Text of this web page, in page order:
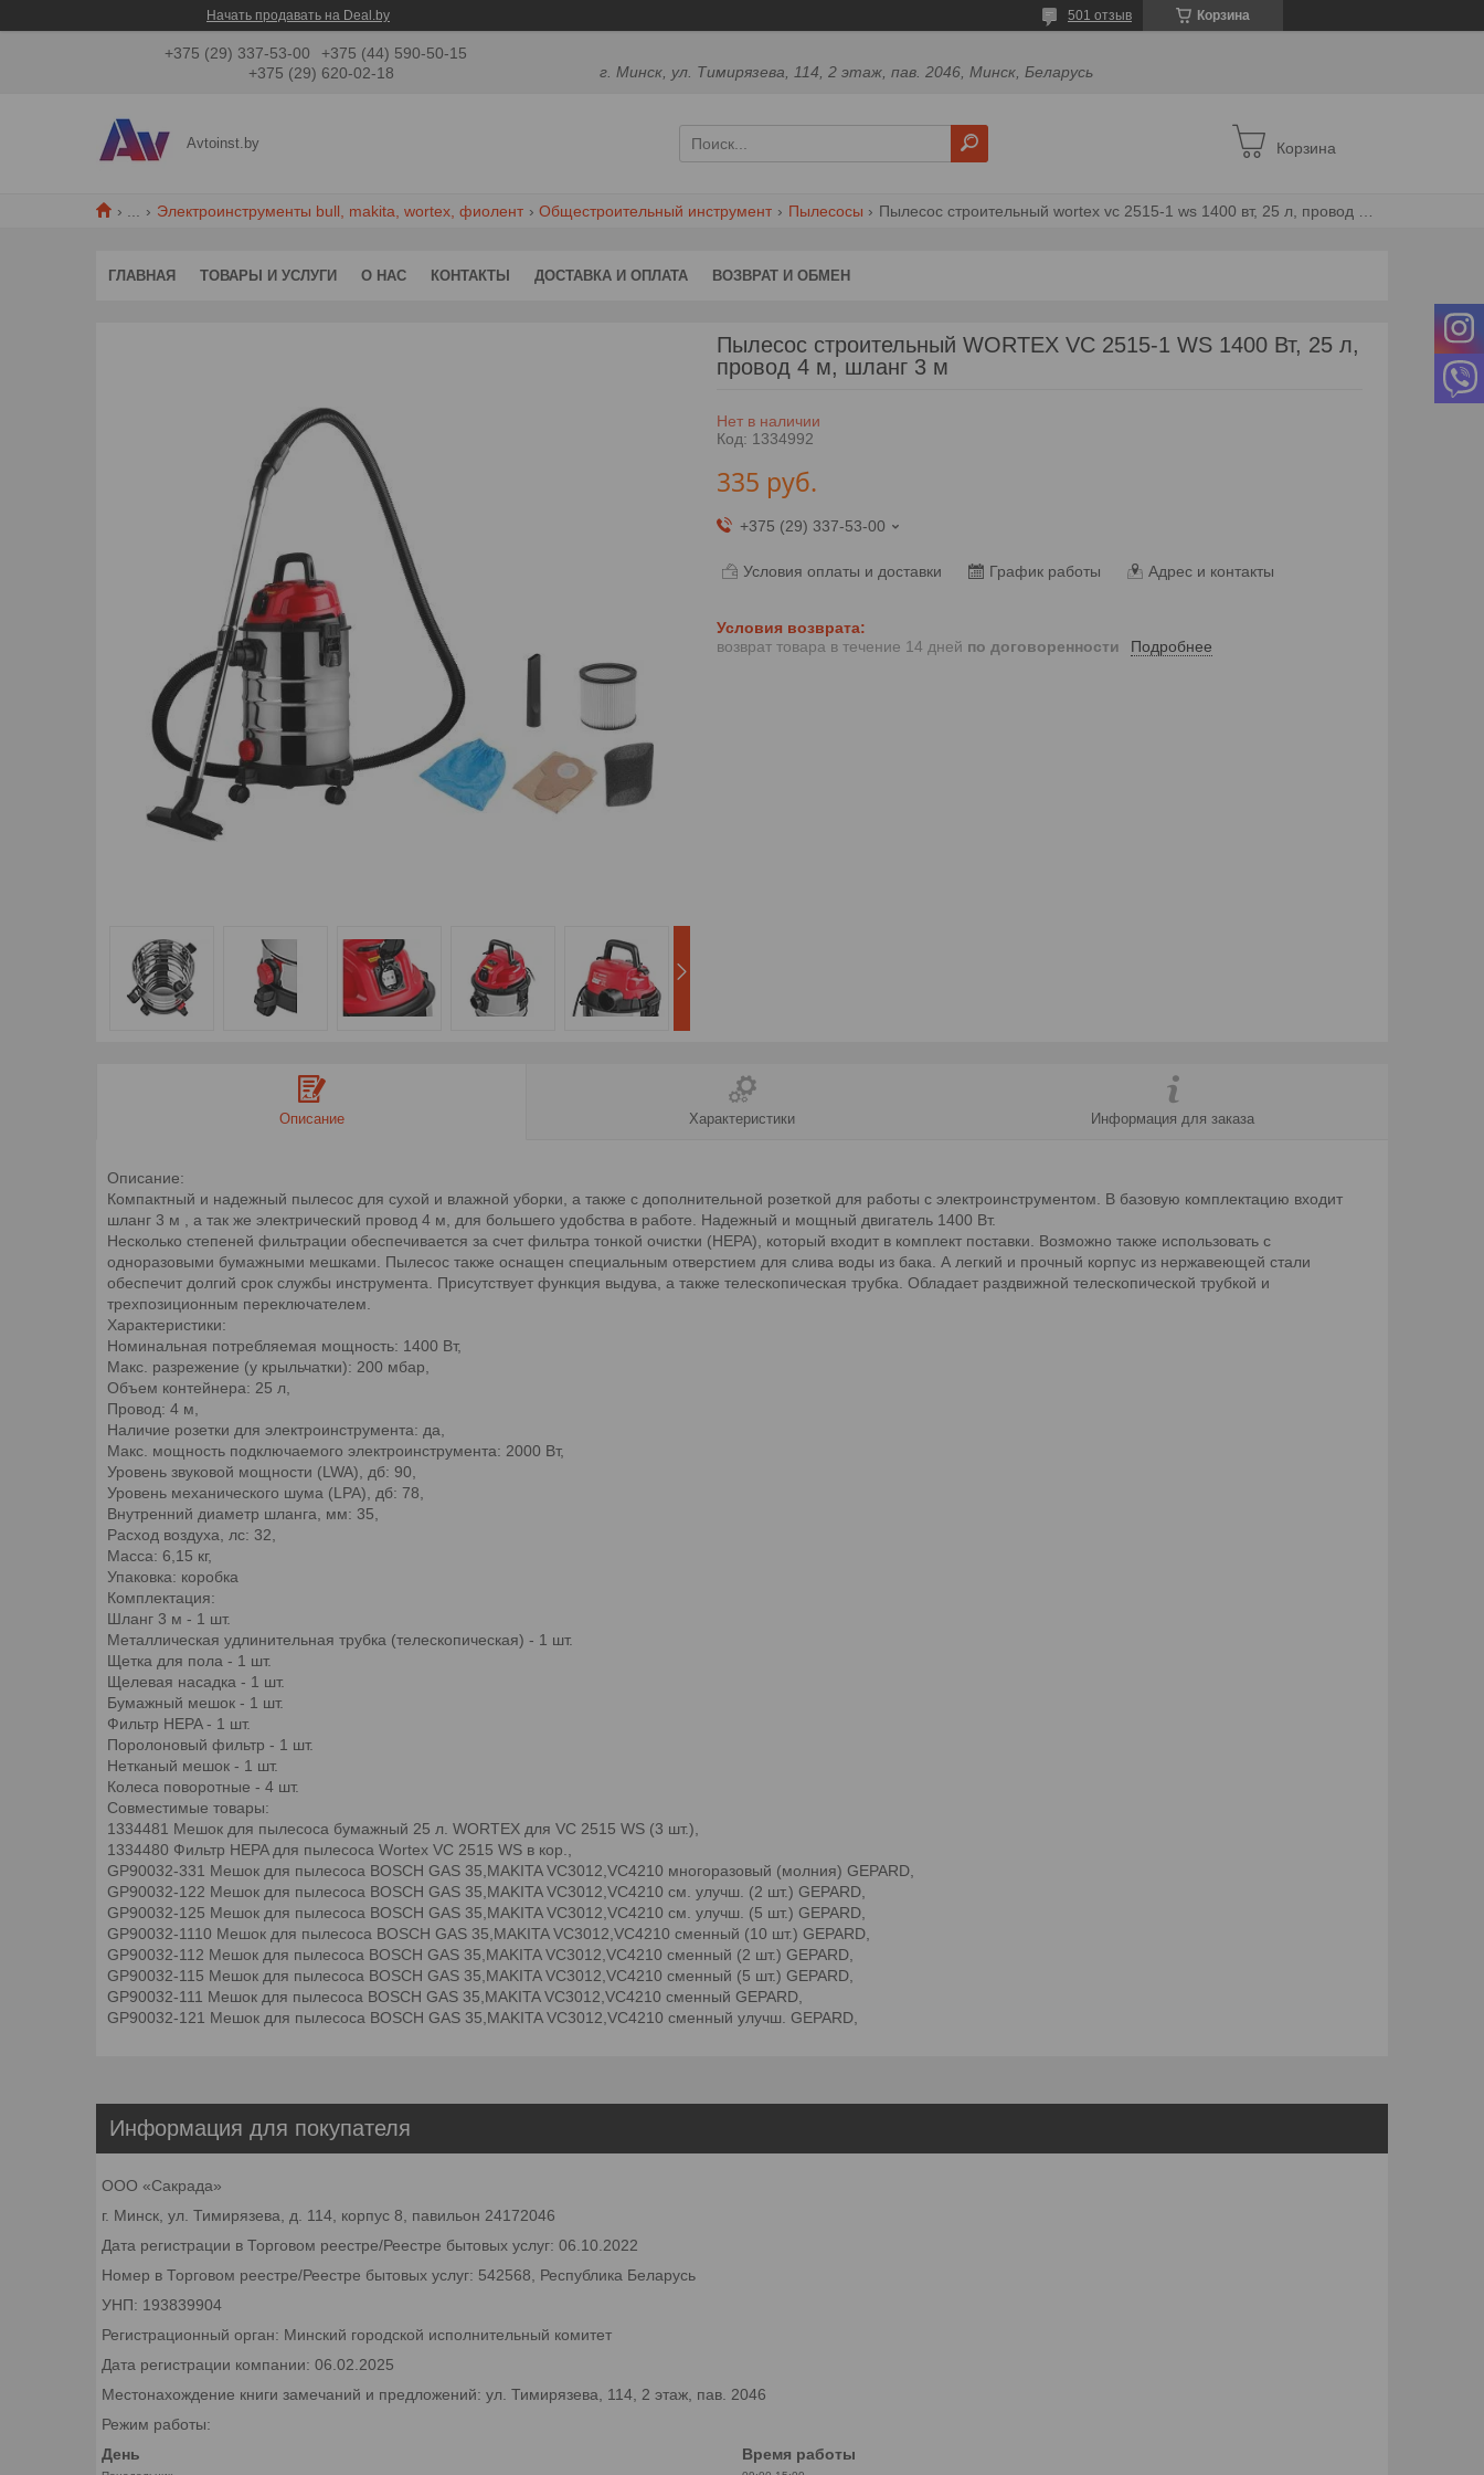
Начать продавать на Deal.by Корзина
501 отзыв
+375 (29) 337-53-00
+375 (44) 590-50-15
+375 (29) 620-02-18
г. Минск, ул. Тимирязева, 114, 2 этаж, пав. 2046, Минск, Беларусь
Avtoinst.by Корзина
Электроинструменты bull, makita, wortex, фиолент Общестроительный инструмент Пылесосы
ГЛАВНАЯ ТОВАРЫ И УСЛУГИ О НАС КОНТАКТЫ ДОСТАВКА И ОПЛАТА ВОЗВРАТ И ОБМЕН
Пылесос строительный WORTEX VC 2515-1 WS 1400 Вт, 25 л,
провод 4 м, шланг 3 м
Нет в наличии
Код: 1334992
335 руб.
+375 (29) 337-53-00
Условия оплаты и доставки График работы Адрес и контакты
возврат товара в течение 14 дней по договоренности Подробнее
Описание Характеристики Информация для заказа
Описание:
Компактный и надежный пылесос для сухой и влажной уборки, а также с дополнительной розеткой для работы с электроинструментом. В базовую комплектацию входит
шланг 3 м , а так же электрический провод 4 м, для большего удобства в работе. Надежный и мощный двигатель 1400 Вт.
Несколько степеней фильтрации обеспечивается за счет фильтра тонкой очистки (HEPA), который входит в комплект поставки. Возможно также использовать с
одноразовыми бумажными мешками. Пылесос также оснащен специальным отверстием для слива воды из бака. А легкий и прочный корпус из нержавеющей стали
обеспечит долгий срок службы инструмента. Присутствует функция выдува, а также телескопическая трубка. Обладает раздвижной телескопической трубкой и
трехпозиционным переключателем.
Характеристики:
Номинальная потребляемая мощность: 1400 Вт,
Макс. разрежение (у крыльчатки): 200 мбар,
Объем контейнера: 25 л,
Провод: 4 м,
Наличие розетки для электроинструмента: да,
Макс. мощность подключаемого электроинструмента: 2000 Вт,
Уровень звуковой мощности (LWA), дб: 90,
Уровень механического шума (LPA), дб: 78,
Внутренний диаметр шланга, мм: 35,
Расход воздуха, лс: 32,
Масса: 6,15 кг,
Упаковка: коробка
Комплектация:
Шланг 3 м - 1 шт.
Металлическая удлинительная трубка (телескопическая) - 1 шт.
Щетка для пола - 1 шт.
Щелевая насадка - 1 шт.
Бумажный мешок - 1 шт.
Фильтр HEPA - 1 шт.
Поролоновый фильтр - 1 шт.
Нетканый мешок - 1 шт.
Колеса поворотные - 4 шт.
Совместимые товары:
1334481 Мешок для пылесоса бумажный 25 л. WORTEX для VC 2515 WS (3 шт.),
1334480 Фильтр HEPA для пылесоса Wortex VC 2515 WS в кор.,
GP90032-331 Мешок для пылесоса BOSCH GAS 35,MAKITA VC3012,VC4210 многоразовый (молния) GEPARD,
GP90032-122 Мешок для пылесоса BOSCH GAS 35,MAKITA VC3012,VC4210 см. улучш. (2 шт.) GEPARD,
GP90032-125 Мешок для пылесоса BOSCH GAS 35,MAKITA VC3012,VC4210 см. улучш. (5 шт.) GEPARD,
GP90032-1110 Мешок для пылесоса BOSCH GAS 35,MAKITA VC3012,VC4210 сменный (10 шт.) GEPARD,
GP90032-112 Мешок для пылесоса BOSCH GAS 35,MAKITA VC3012,VC4210 сменный (2 шт.) GEPARD,
GP90032-115 Мешок для пылесоса BOSCH GAS 35,MAKITA VC3012,VC4210 сменный (5 шт.) GEPARD,
GP90032-111 Мешок для пылесоса BOSCH GAS 35,MAKITA VC3012,VC4210 сменный GEPARD,
GP90032-121 Мешок для пылесоса BOSCH GAS 35,MAKITA VC3012,VC4210 сменный улучш. GEPARD,
Информация для покупателя
ООО «Сакрада»
г. Минск, ул. Тимирязева, д. 114, корпус 8, павильон 24172046
Дата регистрации в Торговом реестре/Реестре бытовых услуг: 06.10.2022
Номер в Торговом реестре/Реестре бытовых услуг: 542568, Республика Беларусь
УНП: 193839904
Регистрационный орган: Минский городской исполнительный комитет
Дата регистрации компании: 06.02.2025
Местонахождение книги замечаний и предложений: ул. Тимирязева, 114, 2 этаж, пав. 2046
Режим работы:
День
Время работы